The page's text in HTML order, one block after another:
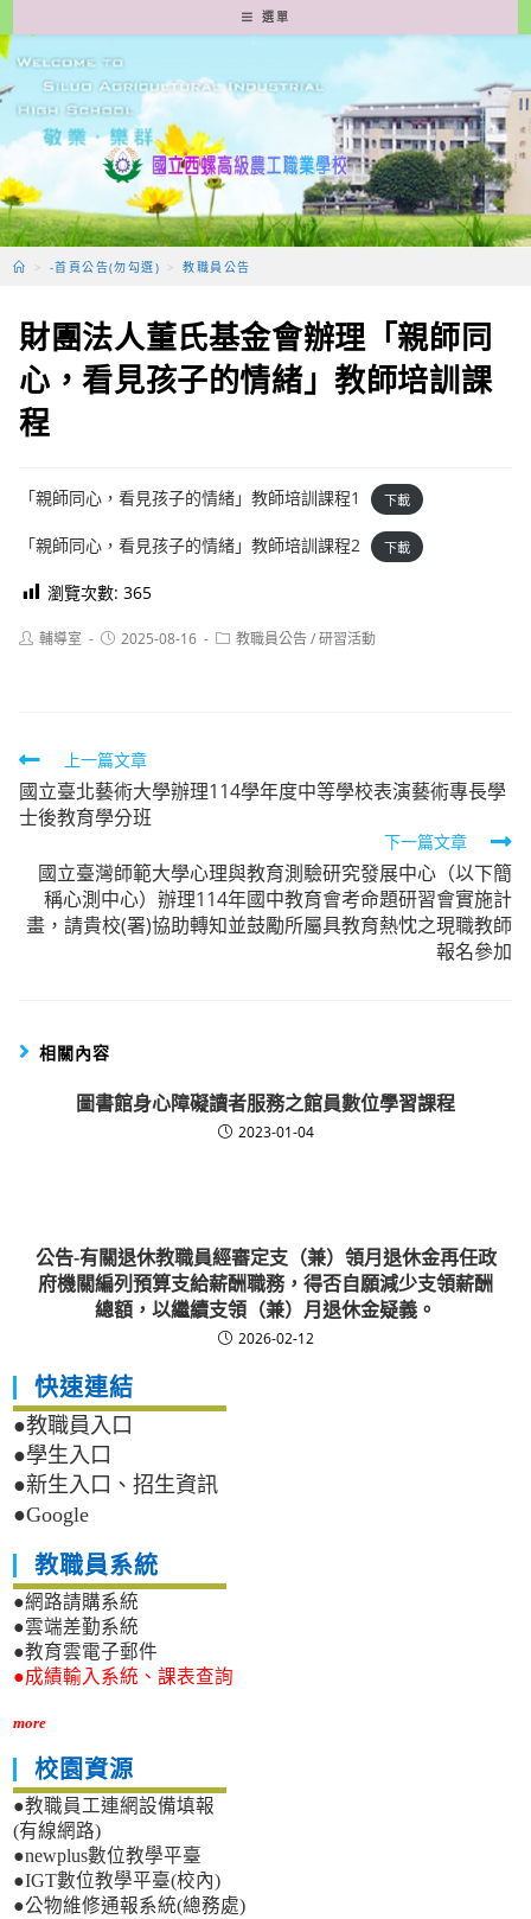
轉
至
要
容
選單
> -首頁公告(勿勾選) > 教職員公告
財團法人董氏基金會辦理「親師同
心，看見孩子的情緒」教師培訓課
程
「親師同心，看見孩子的情緒」教師培訓課程1 下載
「親師同心，看見孩子的情緒」教師培訓課程2 下載
瀏覽次數: 365
Post輔導室
Post2025-08-16
Post教職員公告/研習活動
Read
more
articles
上一篇文章
國立臺北藝術大學辦理114學年度中等學校表演藝術專長學
士後教育學分班
下一篇文章
國立臺灣師範大學心理與教育測驗研究發展中心（以下簡
稱心測中心）辦理114年國中教育會考命題研習會實施計
畫，請貴校(署)協助轉知並鼓勵所屬具教育熱忱之現職教師
報名參加
相關內容
圖書館身心障礙讀者服務之館員數位學習課程
2023-01-04
公告-有關退休教職員經審定支（兼）領月退休金再任政
府機關編列預算支給薪酬職務，得否自願減少支領薪酬
總額，以繼續支領（兼）月退休金疑義。
2026-02-12
快速連結
●教職員入口
●學生入口
●新生入口、招生資訊
●Google
教職員系統
●網路請購系統
●雲端差勤系統
●教育雲電子郵件
●成績輸入系統、課表查詢
more
校園資源
●教職員工連網設備填報
(有線網路)
●newplus數位教學平臺
●IGT數位教學平臺(校內)
●公物維修通報系統(總務處)